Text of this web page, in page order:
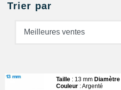
Trier par
Taille : 13 mm Diamètre
Couleur : Argenté